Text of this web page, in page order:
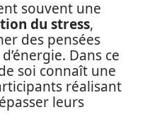
souvent une
du stress,
des pensées
Dans ce
soi connaît une
réalisant
leurs